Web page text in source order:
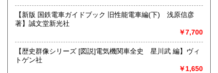
営業時間：(平日)10:00-17:00
定休日：土日祝休/臨時休業有
★出張買取・郵送買取(※要事前相談)致します。
お気軽にご相談ください。
【新版 国鉄電車ガイドブック 旧性能電車編(下) 浅原信彦
著】誠文堂新光社
￥7,700
【歴史群像シリーズ [図説]電気機関車全史 星川武 編】ヴィ
トゲン社
￥1,650